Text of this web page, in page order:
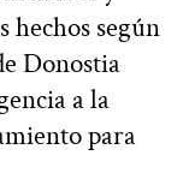
hechos según
Donostia
a la
para